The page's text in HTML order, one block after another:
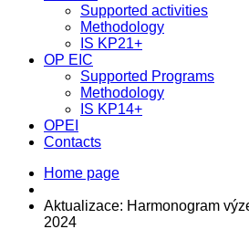
Supported activities
Methodology
IS KP21+
OP EIC
Supported Programs
Methodology
IS KP14+
OPEI
Contacts
Home page
Aktualizace: Harmonogram
2024